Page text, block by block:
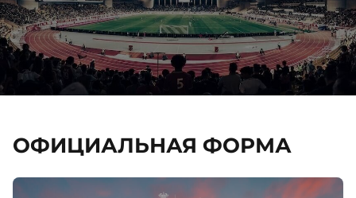
ОФИЦИАЛЬНАЯ ФОРМА